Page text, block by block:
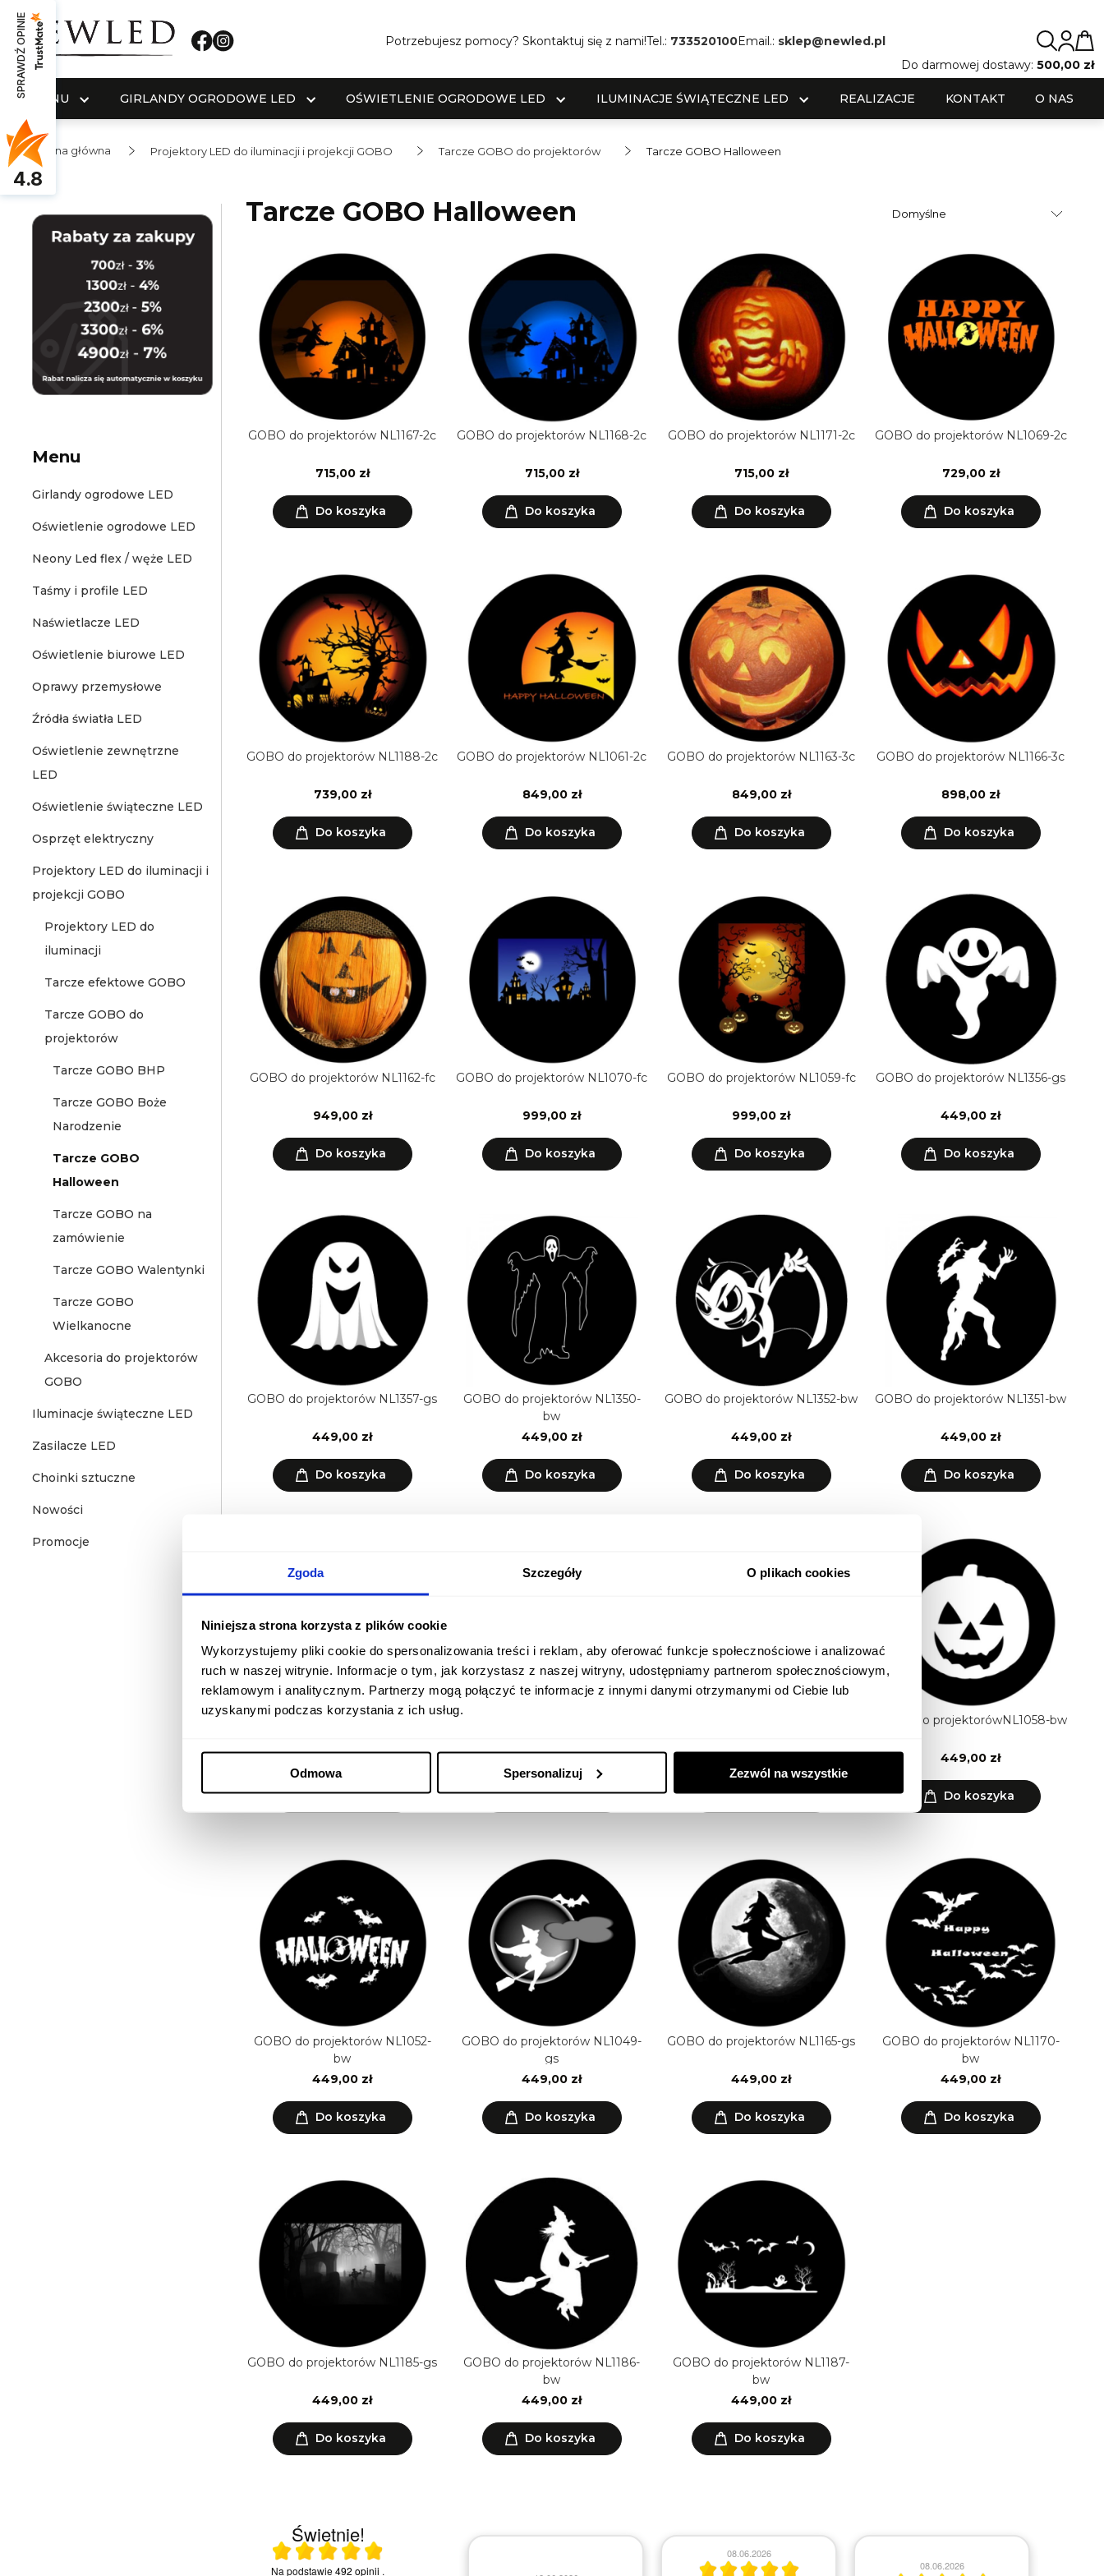
Zgoda Szczegóły O plikach cookies
Niniejsza strona korzysta z plików cookie
Wykorzystujemy pliki cookie do spersonalizowania treści i reklam, aby oferować funkcje społecznościowe i analizować
ruch w naszej witrynie. Informacje o tym, jak korzystasz z naszej witryny, udostępniamy partnerom społecznościowym,
reklamowym i analitycznym. Partnerzy mogą połączyć te informacje z innymi danymi otrzymanymi od Ciebie lub
uzyskanymi podczas korzystania z ich usług.
Odmowa Spersonalizuj Zezwól na wszystkie
Potrzebujesz pomocy? Skontaktuj się z nami!Tel.: 733520100Email.: sklep@newled.pl
Do darmowej dostawy: 500,00 zł
MENU GIRLANDY OGRODOWE LED OŚWIETLENIE OGRODOWE LED ILUMINACJE ŚWIĄTECZNE LED REALIZACJE KONTAKT O NAS
Strona główna Projektory LED do iluminacji i projekcji GOBO Tarcze GOBO do projektorów Tarcze GOBO Halloween
Menu
Girlandy ogrodowe LED
Oświetlenie ogrodowe LED
Neony Led flex / węże LED
Taśmy i profile LED
Naświetlacze LED
Oświetlenie biurowe LED
Oprawy przemysłowe
Źródła światła LED
Oświetlenie zewnętrzne
LED
Oświetlenie świąteczne LED
Osprzęt elektryczny
Projektory LED do iluminacji i
projekcji GOBO
Projektory LED do
iluminacji
Tarcze efektowe GOBO
Tarcze GOBO do
projektorów
Tarcze GOBO BHP
Tarcze GOBO Boże
Narodzenie
Tarcze GOBO
Halloween
Tarcze GOBO na
zamówienie
Tarcze GOBO Walentynki
Tarcze GOBO
Wielkanocne
Akcesoria do projektorów
GOBO
Iluminacje świąteczne LED
Zasilacze LED
Choinki sztuczne
Nowości
Promocje
Tarcze GOBO Halloween
GOBO do projektorów NL1167-2c
715,00 zł
Do koszyka
GOBO do projektorów NL1168-2c
715,00 zł
Do koszyka
GOBO do projektorów NL1171-2c
715,00 zł
Do koszyka
GOBO do projektorów NL1069-2c
729,00 zł
Do koszyka
GOBO do projektorów NL1188-2c
739,00 zł
Do koszyka
GOBO do projektorów NL1061-2c
849,00 zł
Do koszyka
GOBO do projektorów NL1163-3c
849,00 zł
Do koszyka
GOBO do projektorów NL1166-3c
898,00 zł
Do koszyka
GOBO do projektorów NL1162-fc
949,00 zł
Do koszyka
GOBO do projektorów NL1070-fc
999,00 zł
Do koszyka
GOBO do projektorów NL1059-fc
999,00 zł
Do koszyka
GOBO do projektorów NL1356-gs
449,00 zł
Do koszyka
GOBO do projektorów NL1357-gs
449,00 zł
Do koszyka
GOBO do projektorów NL1350-
bw
449,00 zł
Do koszyka
GOBO do projektorów NL1352-bw
449,00 zł
Do koszyka
GOBO do projektorów NL1351-bw
449,00 zł
Do koszyka
GOBO do projektorów NL1355-bw
449,00 zł
Do koszyka
449,00 zł
Do koszyka Do koszyka
GOBO do projektorówNL1058-bw
449,00 zł
Do koszyka
GOBO do projektorów NL1052-
bw
449,00 zł
Do koszyka
GOBO do projektorów NL1049-
gs
449,00 zł
Do koszyka
GOBO do projektorów NL1165-gs
449,00 zł
Do koszyka
GOBO do projektorów NL1170-
bw
449,00 zł
Do koszyka
GOBO do projektorów NL1185-gs
449,00 zł
Do koszyka
GOBO do projektorów NL1186-
bw
449,00 zł
Do koszyka
GOBO do projektorów NL1187-
bw
449,00 zł
Do koszyka
Świetnie!
Ocena średnia 4.9 na 5
Na podstawie492 opinii .
19.06.2026 08.06.2026
08.06.2026
SPRAWDŹ OPINIE
4.8